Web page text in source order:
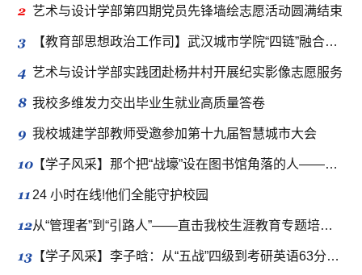
2 艺术与设计学部第四期党员先锋墙绘志愿活动圆满结束
3 【教育部思想政治工作司】武汉城市学院“四链”融合推动新时代立德树人工程走深走实
4 艺术与设计学部实践团赴杨井村开展纪实影像志愿服务
8 我校多维发力交出毕业生就业高质量答卷
9 我校城建学部教师受邀参加第十九届智慧城市大会
10【学子风采】那个把“战壕”设在图书馆角落的人——吴明豪的半年“冲刺”与四年“伏笔”
1124 小时在线!他们全能守护校园
12从“管理者”到“引路人”——直击我校生涯教育专题培训现场
13 【学子风采】李子晗：从“五战”四级到考研英语63分的逆袭，成功上岸！